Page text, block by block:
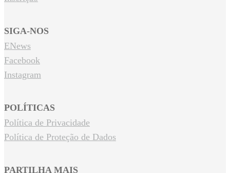
SIGA-NOS
ENews
Facebook
Instagram
POLÍTICAS
Política de Privacidade
Política de Proteção de Dados
PARTILHA MAIS